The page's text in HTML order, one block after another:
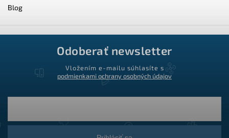
Blog
Odoberať newsletter
Vložením e-mailu súhlasíte s
podmienkami ochrany osobných údajov